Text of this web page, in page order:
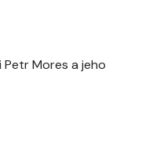
Mores a jeho